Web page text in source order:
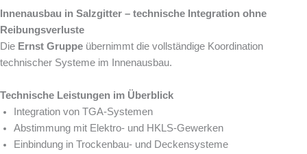
Innenausbau in Salzgitter – technische Integration ohne
Reibungsverluste
Die Ernst Gruppe übernimmt die vollständige Koordination
technischer Systeme im Innenausbau.
Technische Leistungen im Überblick
Integration von TGA-Systemen
Abstimmung mit Elektro- und HKLS-Gewerken
Einbindung in Trockenbau- und Deckensysteme